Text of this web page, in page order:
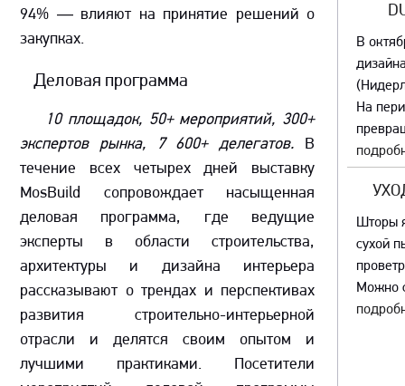
94% — влияют на принятие решений о
закупках.
Деловая программа
10 площадок, 50+ мероприятий, 300+
экспертов рынка, 7 600+ делегатов. В
течение всех четырех дней выставку
MosBuild сопровождает насыщенная
деловая программа, где ведущие
эксперты в области строительства,
архитектуры и дизайна интерьера
рассказывают о трендах и перспективах
развития строительно-интерьерной
отрасли и делятся своим опытом и
лучшими практиками. Посетители
В
На
Шторы
сухой
Можно